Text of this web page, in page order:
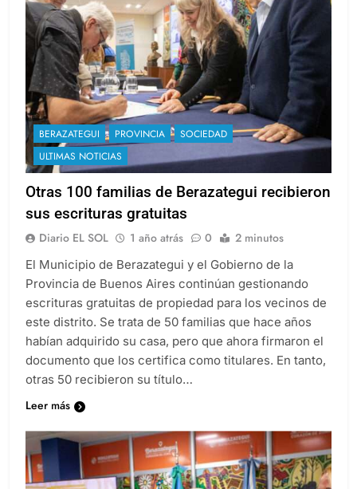
BERAZATEGUI PROVINCIA
SOCIEDAD
ULTIMAS NOTICIAS
Otras 100 familias de Berazategui recibieron
sus escrituras gratuitas
Diario EL SOL 1 año atrás 0 2 minutos
El Municipio de Berazategui y el Gobierno de la
Provincia de Buenos Aires continúan gestionando
escrituras gratuitas de propiedad para los vecinos de
este distrito. Se trata de 50 familias que hace años
habían adquirido su casa, pero que ahora firmaron el
documento que los certifica como titulares. En tanto,
otras 50 recibieron su título…
Leer más